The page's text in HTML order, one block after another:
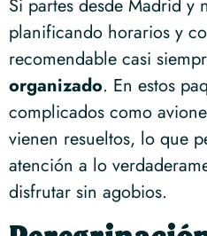
Si partes desde Madrid y
planificando horarios y
recomendable casi
organizado. En estos
complicados como
vienen resueltos, lo que
atención a lo
disfrutar sin agobios.